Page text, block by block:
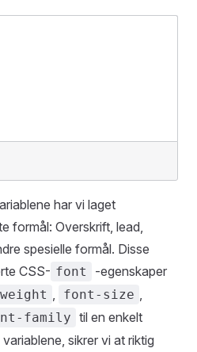
har vi laget
formål: Overskrift, lead,
spesielle formål. Disse
CSS- font
-egenskaper
font-size
family til en enkelt
sikrer vi at riktig